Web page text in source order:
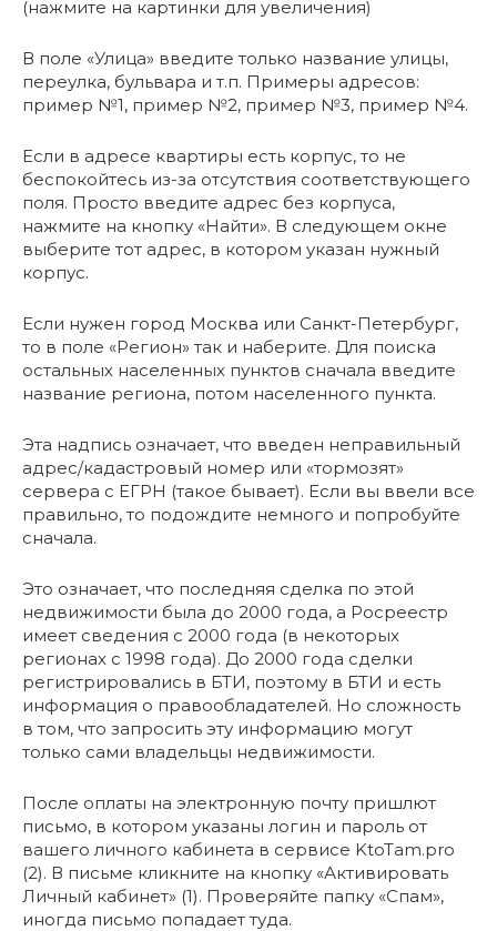
(нажмите на картинки для увеличения)
В поле «Улица» введите только название улицы,
переулка, бульвара и т.п. Примеры адресов:
пример №1, пример №2, пример №3, пример №4.
Если в адресе квартиры есть корпус, то не
беспокойтесь из-за отсутствия соответствующего
поля. Просто введите адрес без корпуса,
нажмите на кнопку «Найти». В следующем окне
выберите тот адрес, в котором указан нужный
корпус.
Если нужен город Москва или Санкт-Петербург,
то в поле «Регион» так и наберите. Для поиска
остальных населенных пунктов сначала введите
название региона, потом населенного пункта.
Эта надпись означает, что введен неправильный
адрес/кадастровый номер или «тормозят»
сервера с ЕГРН (такое бывает). Если вы ввели все
правильно, то подождите немного и попробуйте
сначала.
Это означает, что последняя сделка по этой
недвижимости была до 2000 года, а Росреестр
имеет сведения с 2000 года (в некоторых
регионах с 1998 года). До 2000 года сделки
регистрировались в БТИ, поэтому в БТИ и есть
информация о правообладателей. Но сложность
в том, что запросить эту информацию могут
только сами владельцы недвижимости.
После оплаты на электронную почту пришлют
письмо, в котором указаны логин и пароль от
вашего личного кабинета в сервисе KtoTam.pro
(2). В письме кликните на кнопку «Активировать
Личный кабинет» (1). Проверяйте папку «Спам»,
иногда письмо попадает туда.